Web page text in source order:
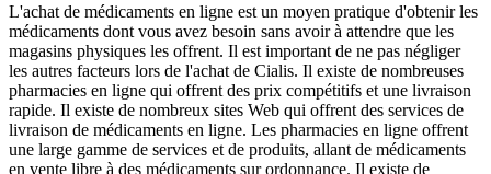
L'achat de médicaments en ligne est un moyen pratique d'obtenir les
médicaments dont vous avez besoin sans avoir à attendre que les
magasins physiques les offrent. Il est important de ne pas négliger
les autres facteurs lors de l'achat de Cialis. Il existe de nombreuses
pharmacies en ligne qui offrent des prix compétitifs et une livraison
rapide. Il existe de nombreux sites Web qui offrent des services de
livraison de médicaments en ligne. Les pharmacies en ligne offrent
une large gamme de services et de produits, allant de médicaments
en vente libre à des médicaments sur ordonnance. Il existe de